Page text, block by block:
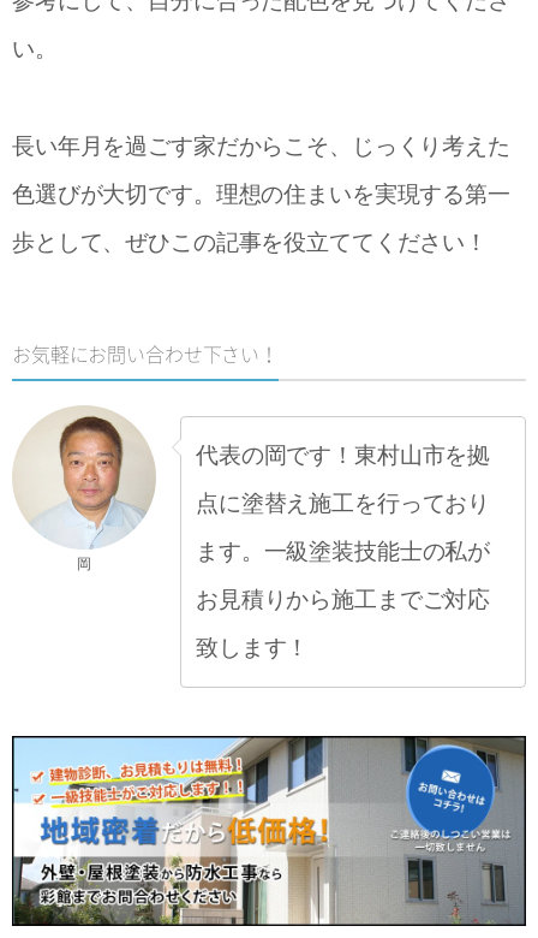
い。
長い年月を過ごす家だからこそ、じっくり考えた
色選びが大切です。理想の住まいを実現する第一
歩として、ぜひこの記事を役立ててください！
お気軽にお問い合わせ下さい！
岡
代表の岡です！東村山市を拠
点に塗替え施工を行っており
ます。一級塗装技能士の私が
お見積りから施工までご対応
致します！